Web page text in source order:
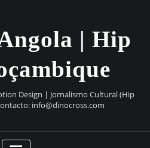
| Hip
Design | Jornalismo Cultural (Hip
info@dinocross.com